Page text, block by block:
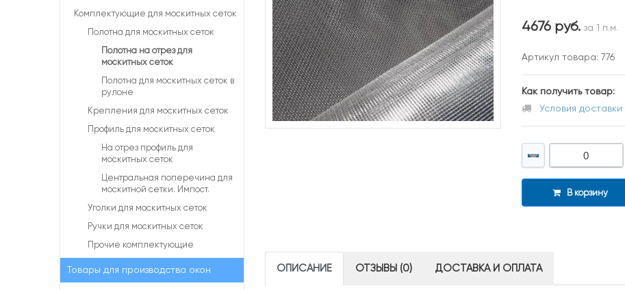
Комплектующие для москитных сеток
Полотна для москитных сеток
Полотна на отрез для
москитных сеток
Полотна для москитных сеток в
рулоне
Крепления для москитных сеток
Профиль для москитных сеток
На отрез профиль для
москитных сеток
Центральная поперечина для
москитной сетки. Импост.
Уголки для москитных сеток
Ручки для москитных сеток
Прочие комплектующие
Товары для производства окон
4676 руб. за 1 п.м.
Артикул товара: 776
Как получить товар:
Условия
В корзину
ОПИСАНИЕ ОТЗЫВЫ (0) ДОСТАВКА И ОПЛАТА